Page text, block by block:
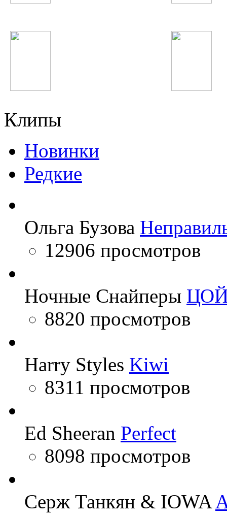
Клипы
Новинки
Редкие
Ольга Бузова
12906 просмотров
Ночные Снайперы
8820 просмотров
Harry Styles Kiwi
8311 просмотров
Ed Sheeran Perfect
8098 просмотров
Серж Танкян & IOWA